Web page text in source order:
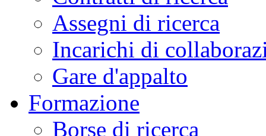
Assegni di ricerca
Incarichi di
Gare d'appalto
Formazione
Borse di ricerca